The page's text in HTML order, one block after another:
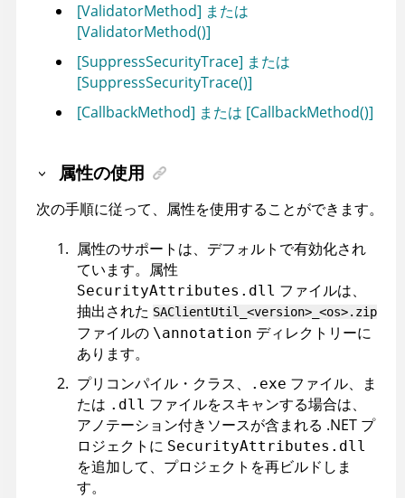
[ValidatorMethod] または
[ValidatorMethod()]
[SuppressSecurityTrace] または
[SuppressSecurityTrace()]
[CallbackMethod] または [CallbackMethod()]
属性の使用
次の手順に従って、属性を使用することができます。
属性のサポートは、デフォルトで有効化され
ています。属性
SecurityAttributes.dll ファイルは、
抽出された SAClientUtil_<version>_<os>.zip
ファイルの \annotation ディレクトリーに
あります。
プリコンパイル・クラス、
.exe ファイル、ま
たは .dll ファイルをスキャンする場合は、
アノテーション付きソースが含まれる .NET プ
ロジェクトに SecurityAttributes.dll
を追加して、プロジェクトを再ビルドしま
す。